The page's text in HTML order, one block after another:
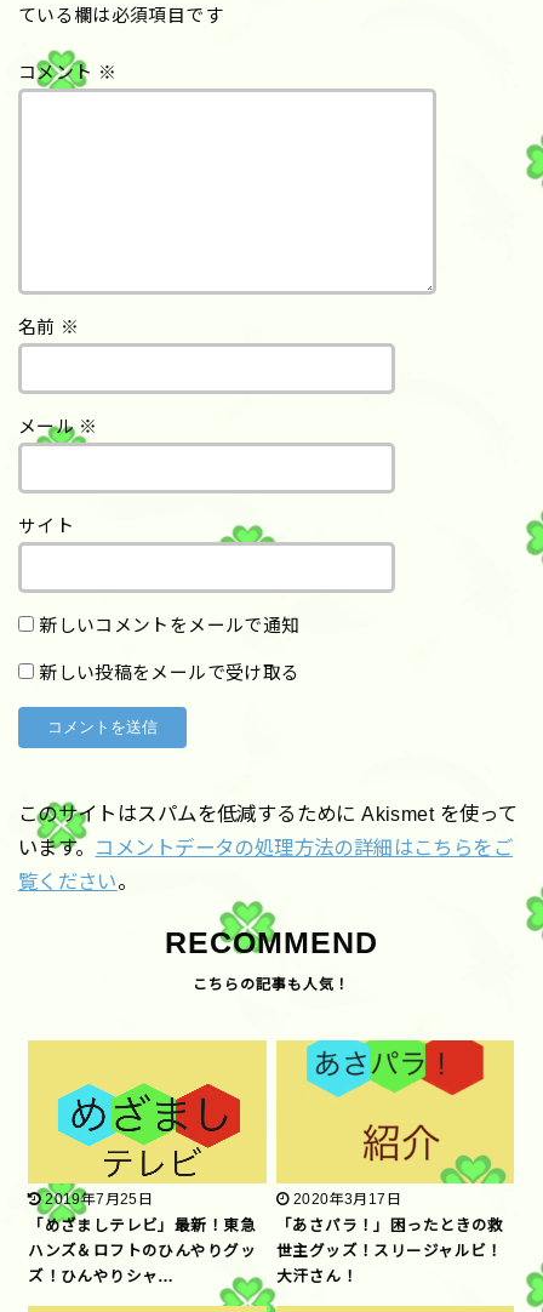
ている欄は必須項目です
コメント ※
名前 ※
メール ※
サイト
新しいコメントをメールで通知
新しい投稿をメールで受け取る
このサイトはスパムを低減するために Akismet を使って
います。 コメントデータの処理方法の詳細はこちらをご
覧ください。
RECOMMEND
2019年7月25日
「めざましテレビ」最新！東急
ハンズ＆ロフトのひんやりグッ
ズ！ひんやりシャ…
2020年3月17日
「あさパラ！」困ったときの救
世主グッズ！スリージャルビ！
大汗さん！